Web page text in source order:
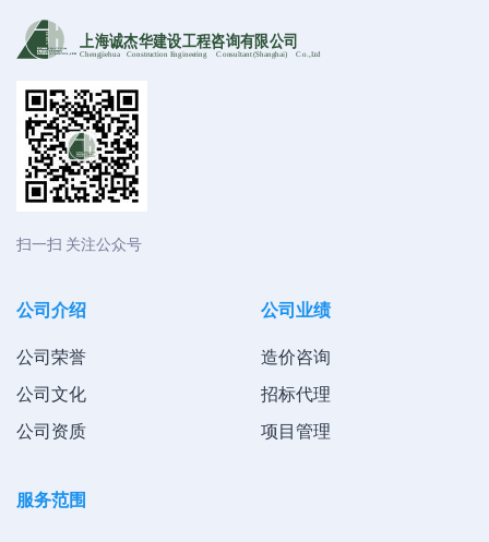
上海诚杰华建设工程咨询有限公司
Chengjiehua Construction Engineering C onsultant (Shanghai) C o.,Ltd
扫一扫 关注公众号
公司介绍
公司荣誉
公司文化
公司资质
公司业绩
造价咨询
招标代理
项目管理
服务范围